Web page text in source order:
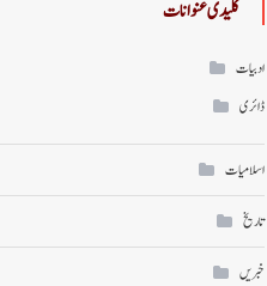
کلیدی عنوانات
ادبیات
ڈائری
اسلامیات
تاریخ
خبریں